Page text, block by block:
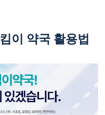
이 약국 활용법